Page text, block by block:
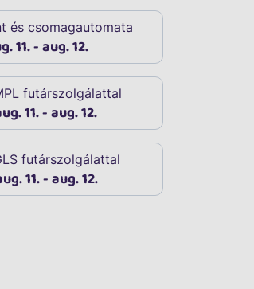
és csomagautomata
11. - aug. 12.
futárszolgálattal
11. - aug. 12.
futárszolgálattal
11. - aug. 12.